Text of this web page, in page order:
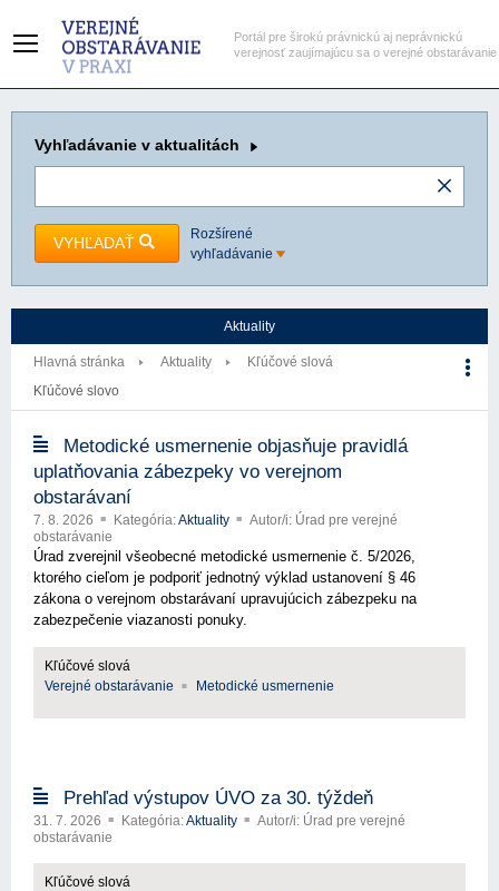
Portál pre širokú právnickú aj neprávnickú
verejnosť zaujímajúcu sa o verejné obstarávanie
Vyhľadávanie v aktualitách
VYHĽADAŤ
Rozšírené
vyhľadávanie
Aktuality
Hlavná stránka Aktuality
Kľúčové slová
Kľúčové slovo
Metodické usmernenie objasňuje pravidlá
uplatňovania zábezpeky vo verejnom
obstarávaní
7. 8. 2026 Kategória:Aktuality
Autor/i: Úrad pre verejné
obstarávanie
Úrad zverejnil všeobecné metodické usmernenie č. 5/2026,
ktorého cieľom je podporiť jednotný výklad ustanovení § 46
zákona o verejnom obstarávaní upravujúcich zábezpeku na
zabezpečenie viazanosti ponuky.
Kľúčové slová
Verejné obstarávanie
Metodické usmernenie
Prehľad výstupov ÚVO za 30. týždeň
31. 7. 2026 Kategória:Aktuality
Autor/i: Úrad pre verejné
obstarávanie
Kľúčové slová